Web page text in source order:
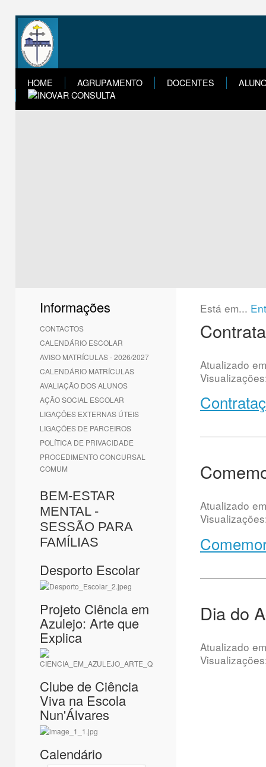
HOME AGRUPAMENTO DOCENTES
Informações
CONTACTOS
CALENDÁRIO ESCOLAR
AVISO MATRÍCULAS - 2026/2027
CALENDÁRIO MATRÍCULAS
AVALIAÇÃO DOS ALUNOS
AÇÃO SOCIAL ESCOLAR
LIGAÇÕES EXTERNAS ÚTEIS
LIGAÇÕES DE PARCEIROS
POLÍTICA DE PRIVACIDADE
PROCEDIMENTO CONCURSAL
COMUM
BEM-ESTAR
MENTAL -
SESSÃO PARA
FAMÍLIAS
Desporto Escolar
Projeto Ciência em
Azulejo: Arte que
Explica
Clube de Ciência
Viva na Escola
Nun'Álvares
Calendário
Está em...
Atualizado
Atualizado
Dia do
Atualizado